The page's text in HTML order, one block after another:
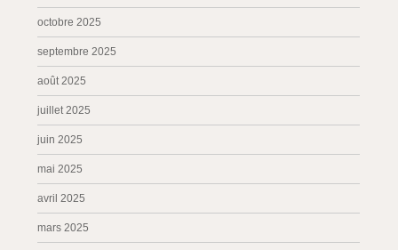
octobre 2025
septembre 2025
août 2025
juillet 2025
juin 2025
mai 2025
avril 2025
mars 2025